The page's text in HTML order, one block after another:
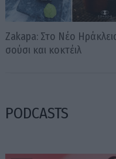
Zakapa: Στο Νέο
σούσι και κοκτέιλ
PODCASTS